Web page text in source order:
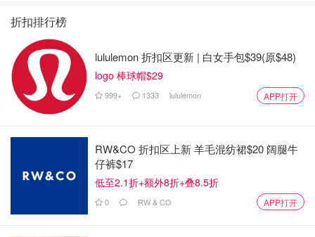
折扣排行榜
lululemon 折扣区更新 | 白女手包$39(原$48)
logo 棒球帽$29
999+ 1333 lululemon APP打开
RW&CO 折扣区上新 羊毛混纺裙$20 阔腿牛
仔裤$17
低至2.1折+额外8折+叠8.5折
0 RW & CO APP打开